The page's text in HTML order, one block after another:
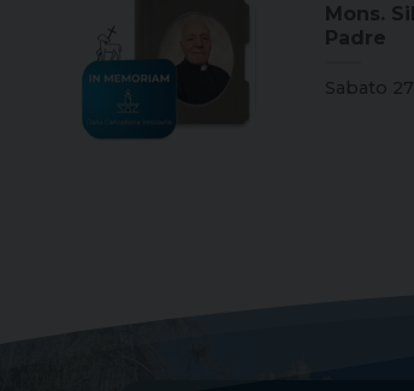
Mons.
Padre
Sabato